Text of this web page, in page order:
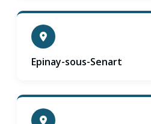
Epinay-sous-Senart